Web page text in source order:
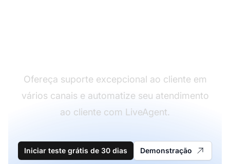
Ofereça suporte excepcional ao cliente em
vários canais e automatize seu atendimento
ao cliente com LiveAgent.
Iniciar teste grátis de 30 dias Demonstração